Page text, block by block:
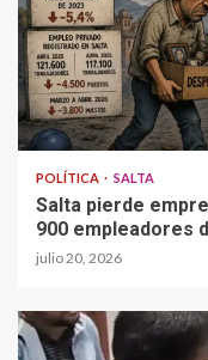
POLÍTICA SALTA
Salta pierde
900 empleadores
julio 20, 2026